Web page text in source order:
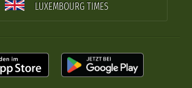
LUXEMBOURG TIMES